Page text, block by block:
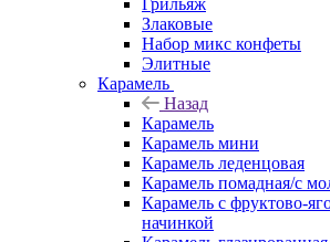
Грильяж
Злаковые
Набор микс конфеты
Элитные
Карамель
Назад
Карамель
Карамель мини
Карамель леденцовая
Карамель помадная/с
Карамель с фруктово-
начинкой